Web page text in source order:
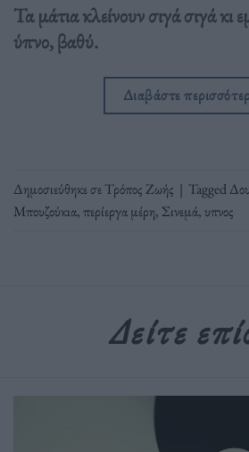
Τα μάτια κλείνουν σιγά σιγά κι
ύπνο, βαθύ.
Διαβάστε
Δημοσιεύθηκε σεΤρόπος Ζωής | Tagged
Μπουζούκια,περίεργα μέρη, Σινεμά,υπνος
Δείτε